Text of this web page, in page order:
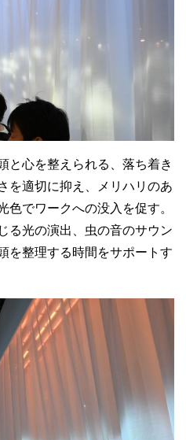
と心を整えられる、落ち着き
を適切に抑え、メリハリのあ
色でワークへの没入を促す。
る光の演出、虫の音のサウン
を整理する時間をサポートす